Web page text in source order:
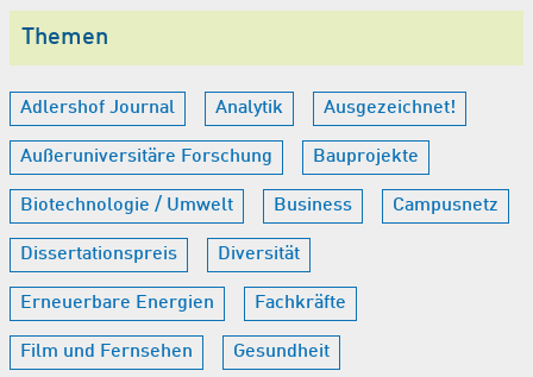
Themen
Adlershof Journal Analytik Ausgezeichnet!
Außeruniversitäre Forschung Bauprojekte
Biotechnologie / Umwelt Business Campusnetz
Dissertationspreis Diversität
Erneuerbare Energien Fachkräfte
Film und Fernsehen Gesundheit